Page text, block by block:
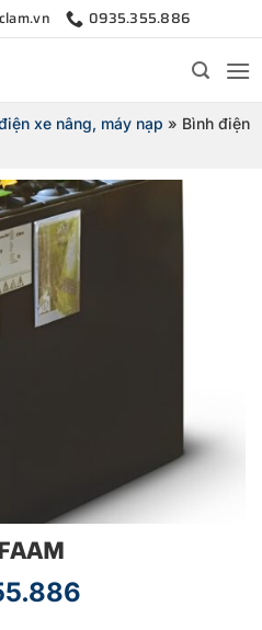
0935.355.886
xe nâng, máy nạp » Bình điện